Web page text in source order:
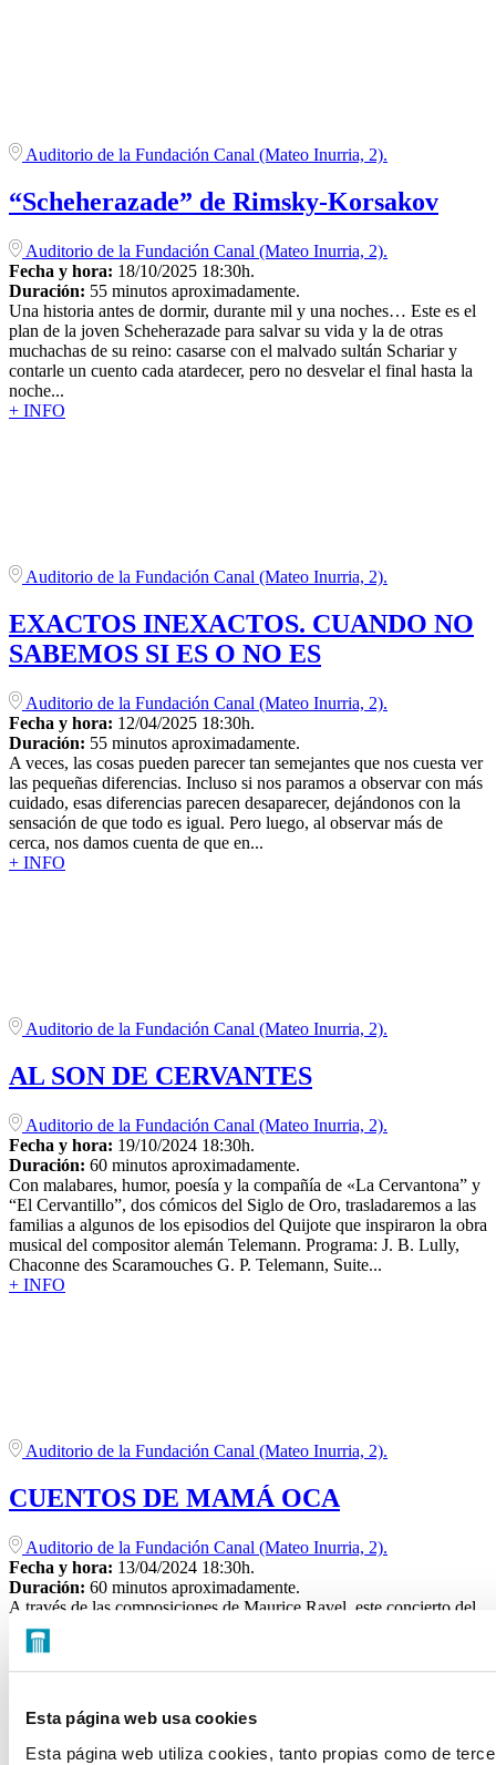
Esta página web usa cookies
Esta página web utiliza cookies, tanto propias como de
Auditorio de la Fundación Canal (Mateo Inurria, 2).
“Scheherazade” de Rimsky-Korsakov
Auditorio de la Fundación Canal (Mateo Inurria, 2).
Fecha y hora: 18/10/2025 18:30h.
Duración: 55 minutos aproximadamente.
Una historia antes de dormir, durante mil y una noches… Este es el
plan de la joven Scheherazade para salvar su vida y la de otras
muchachas de su reino: casarse con el malvado sultán Schariar y
contarle un cuento cada atardecer, pero no desvelar el final hasta la
noche...
+ INFO
Auditorio de la Fundación Canal (Mateo Inurria, 2).
EXACTOS INEXACTOS. CUANDO NO
SABEMOS SI ES O NO ES
Auditorio de la Fundación Canal (Mateo Inurria, 2).
Fecha y hora: 12/04/2025 18:30h.
Duración: 55 minutos aproximadamente.
A veces, las cosas pueden parecer tan semejantes que nos cuesta ver
las pequeñas diferencias. Incluso si nos paramos a observar con más
cuidado, esas diferencias parecen desaparecer, dejándonos con la
sensación de que todo es igual. Pero luego, al observar más de
cerca, nos damos cuenta de que en...
+ INFO
Auditorio de la Fundación Canal (Mateo Inurria, 2).
AL SON DE CERVANTES
Auditorio de la Fundación Canal (Mateo Inurria, 2).
Fecha y hora: 19/10/2024 18:30h.
Duración: 60 minutos aproximadamente.
Con malabares, humor, poesía y la compañía de «La Cervantona” y
“El Cervantillo”, dos cómicos del Siglo de Oro, trasladaremos a las
familias a algunos de los episodios del Quijote que inspiraron la obra
musical del compositor alemán Telemann. Programa: J. B. Lully,
Chaconne des Scaramouches G. P. Telemann, Suite...
+ INFO
Auditorio de la Fundación Canal (Mateo Inurria, 2).
CUENTOS DE MAMÁ OCA
Auditorio de la Fundación Canal (Mateo Inurria, 2).
Fecha y hora: 13/04/2024 18:30h.
Duración: 60 minutos aproximadamente.
A través de las composiciones de Maurice Ravel, este concierto del
Ciclo de Música en Familia te invita a disfrutar como nunca de
algunos de los cuentos que han marcado a más de una generación,
como La bella durmiente, Pulgarcito o La bella y la bestia.